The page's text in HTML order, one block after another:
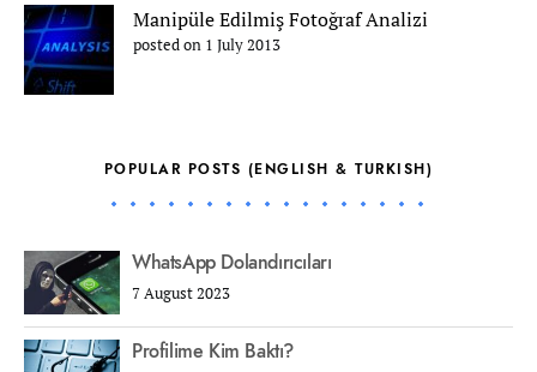
Manipüle Edilmiş Fotoğraf Analizi
posted on 1 July 2013
POPULAR POSTS (ENGLISH & TURKISH)
WhatsApp Dolandırıcıları
7 August 2023
Profilime Kim Baktı?